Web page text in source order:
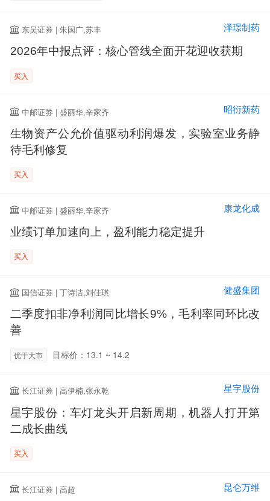
东吴证券 | 朱国广,苏丰 泽璟制药
2026年中报点评：核心管线全面开花迎收获期
买入
中邮证券 | 盛丽华,辛家齐 昭衍新药
生物资产公允价值驱动利润爆发，实验室业务静
待毛利修复
买入
中邮证券 | 盛丽华,辛家齐 康龙化成
业绩订单加速向上，盈利能力稳定提升
买入
国信证券 | 丁诗洁,刘佳琪 健盛集团
二季度扣非净利润同比增长9%，毛利率同环比改
善
优于大市 目标价：13.1 ~ 14.2
长江证券 | 高伊楠,张永乾 星宇股份
星宇股份：车灯龙头开启新周期，机器人打开第
二成长曲线
买入
长江证券 | 高超 昆仑万维